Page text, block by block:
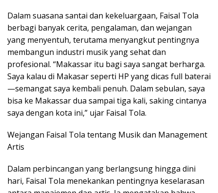
Dalam suasana santai dan kekeluargaan, Faisal Tola
berbagi banyak cerita, pengalaman, dan wejangan
yang menyentuh, terutama menyangkut pentingnya
membangun industri musik yang sehat dan
profesional. “Makassar itu bagi saya sangat berharga.
Saya kalau di Makasar seperti HP yang dicas full baterai
—semangat saya kembali penuh. Dalam sebulan, saya
bisa ke Makassar dua sampai tiga kali, saking cintanya
saya dengan kota ini,” ujar Faisal Tola.
Wejangan Faisal Tola tentang Musik dan Management
Artis
Dalam perbincangan yang berlangsung hingga dini
hari, Faisal Tola menekankan pentingnya keselarasan